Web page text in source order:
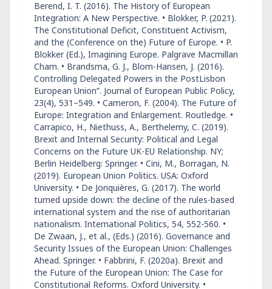
Berend, I. T. (2016). The History of European
Integration: A New Perspective. • Blokker, P. (2021).
The Constitutional Deficit, Constituent Activism,
and the (Conference on the) Future of Europe. • P.
Blokker (Ed.), Imagining Europe. Palgrave Macmillan
Cham. • Brandsma, G. J., Blom-Hansen, J. (2016).
Controlling Delegated Powers in the PostLisbon
European Union”. Journal of European Public Policy,
23(4), 531–549. • Cameron, F. (2004). The Future of
Europe: Integration and Enlargement. Routledge. •
Carrapico, H., Niethuss, A., Berthelemy, C. (2019).
Brexit and Internal Security: Political and Legal
Concerns on the Future UK-EU Relationship. NY;
Berlin Heidelberg: Springer. • Cini, M., Borragan, N.
(2019). European Union Politics. USA: Oxford
University. • De Jonquières, G. (2017). The world
turned upside down: the decline of the rules-based
international system and the rise of authoritarian
nationalism. International Politics, 54, 552-560. •
De Zwaan, J., et al., (Eds.) (2016). Governance and
Security Issues of the European Union: Challenges
Ahead. Springer. • Fabbrini, F. (2020a). Brexit and
the Future of the European Union: The Case for
Constitutional Reforms. Oxford University. •